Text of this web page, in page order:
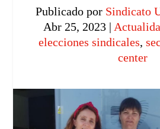
Publicado por Sindicato
Abr 25, 2023 |
elecciones sindicales,
center